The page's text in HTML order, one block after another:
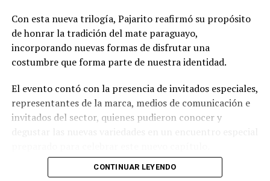
Con esta nueva trilogía, Pajarito reafirmó su propósito
de honrar la tradición del mate paraguayo,
incorporando nuevas formas de disfrutar una
costumbre que forma parte de nuestra identidad.
El evento contó con la presencia de invitados especiales,
representantes de la marca, medios de comunicación e
invitados del sector, quienes pudieron conocer y
CONTINUAR LEYENDO